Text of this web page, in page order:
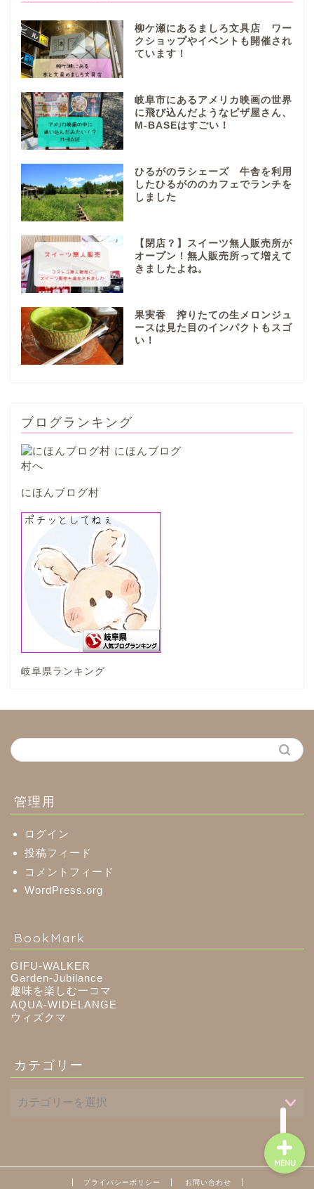
柳ケ瀬にあるましろ文具店 ワー
クショップやイベントも開催され
ています！
岐阜市にあるアメリカ映画の世界
に飛び込んだようなピザ屋さん、
M-BASEはすごい！
ひるがのラシェーズ 牛舎を利用
したひるがののカフェでランチを
しました
【閉店？】スイーツ無人販売所が
オープン！無人販売所って増えて
きましたよね。
果実香 搾りたての生メロンジュ
ースは見た目のインパクトもスゴ
い！
ブログランキング
にほんブログ村
岐阜県ランキング
管理用
ログイン
投稿フィード
コメントフィード
WordPress.org
BookMark
GIFU-WALKER
Garden-Jubilance
趣味を楽しむ一コマ
AQUA-WIDELANGE
ウィズクマ
カテゴリー
プライバシーポリシー お問い合わせ
MENU
ぎふまるけとは。
ぎふまるけ内の記事と写真
（画像）＆掲載情報につい
ての注意事項など
岐阜地域
各務原市
山県市
川辺町